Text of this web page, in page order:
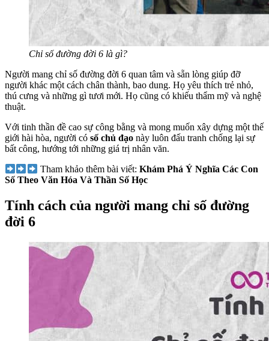
Chỉ số đường đời 6 là gì?
Người mang chỉ số đường đời 6 quan tâm và sẵn lòng giúp đỡ
người khác một cách chân thành, bao dung. Họ yêu thích trẻ nhỏ,
thú cưng và những gì tươi mới. Họ cũng có khiếu thẩm mỹ và nghệ
thuật.
Với tinh thần đề cao sự công bằng và mong muốn xây dựng một thế
giới hài hòa, người có số chủ đạo này luôn đấu tranh chống lại sự
bất công, hướng tới những giá trị nhân văn.
Tham khảo thêm bài viết: Khám Phá Ý Nghĩa Các Con
Số Theo Văn Hóa Và Thần Số Học
Tính cách của người mang chỉ số đường
đời 6